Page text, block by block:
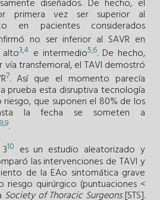
diseñados. De hecho, el
primera vez ser superior al
en pacientes considerados
no ser inferior al SAVR en
alto3,4 e intermedio5,6. De hecho,
vía transfemoral, el TAVI demostró
7. Así que el momento parecía
prueba esta disruptiva tecnología
que suponen el 80% de los
la fecha se someten a
8,9.
10 es un estudio aleatorizado y
las intervenciones de TAVI y
de la EAo sintomática grave
riesgo quirúrgico (puntuaciones <
Society of Thoracic Surgeons[STS].